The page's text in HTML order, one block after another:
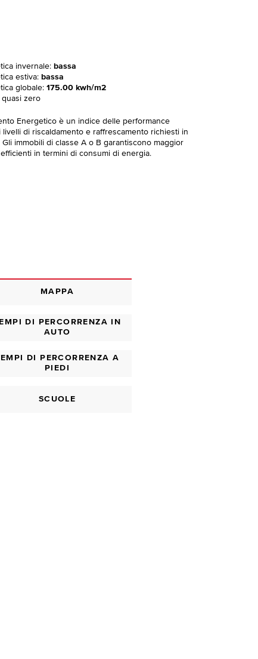
invernale:bassa
estiva:bassa
globale:175.00 kwh/m2
quasi zero
Energetico è un indice delle performance
di riscaldamento e raffrescamento richiesti in
immobili di classe A o B garantiscono maggior
in termini di consumi di energia.
MAPPA
DI PERCORRENZA IN
AUTO
DI PERCORRENZA A
PIEDI
SCUOLE